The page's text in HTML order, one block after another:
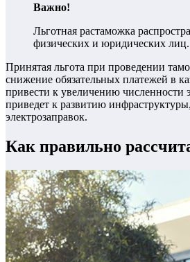
Важно!
Льготная растаможка
физических и юридических лиц.
Принятая льгота при проведении
снижение обязательных платежей в
привести к увеличению численности
приведет к развитию
электрозаправок.
Как правильно